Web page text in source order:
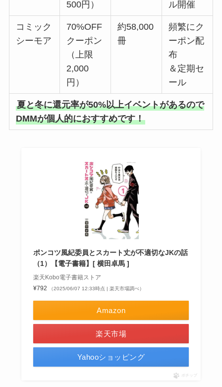
500円）
ル開催
コミック
シーモア
70%OFF
クーポン
（上限
2,000
円）
約58,000
冊
頻繁にク
ーポン配
布
＆定期セ
ール
夏と冬に還元率が50%以上イベントがあるので
DMMが個人的におすすめです！
ポンコツ風紀委員とスカート丈が不適切なJKの話
（1）【電子書籍】[ 横田卓馬 ]
楽天Kobo電子書籍ストア
¥792
（2025/06/07 12:33時点 | 楽天市場調べ）
Amazon
楽天市場
Yahooショッピング
ポチップ